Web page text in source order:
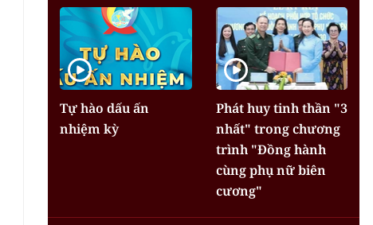
Tự hào dấu ấn
nhiệm kỳ
Phát huy tinh thần "3
nhất" trong chương
trình "Đồng hành
cùng phụ nữ biên
cương"